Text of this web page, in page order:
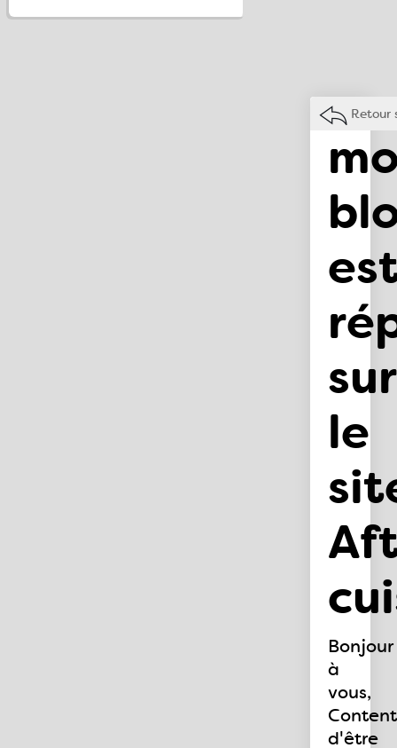
Retour
sur
le
Bonjour
à
vous,
d'être